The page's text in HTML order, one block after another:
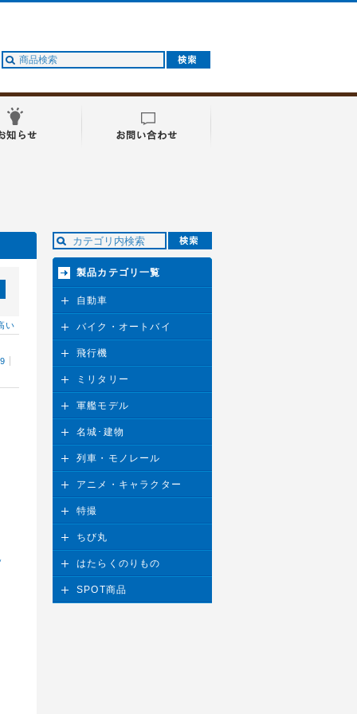
い
製品カテゴリ一覧
自動車
バイク・オートバイ
飛行機
ミリタリー
軍艦モデル
名城･建物
列車・モノレール
アニメ・キャラクター
特撮
ちび丸
はたらくのりもの
SPOT商品